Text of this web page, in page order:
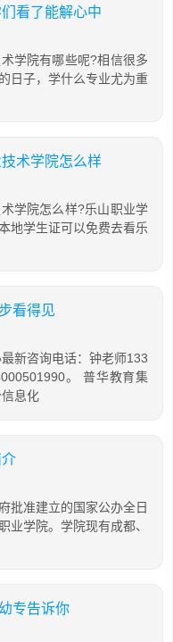
看了能解心中
学院有哪些呢?相信很多
日子，学什么专业尤为重
术学院怎么样
学院怎么样?乐山职业学
地学生证可以免费去看乐
看得见
新咨询电话：钟老师133
。 普华教育集
息化
批准建立的国家公办全日
业学院。学院现有成都、
专告诉你